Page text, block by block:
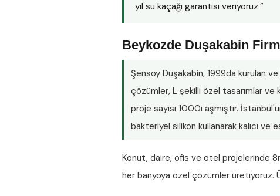
yıl su kaçağı garantisi veriyoruz.”
Beykozde Duşakabin
Şensoy Duşakabin, 1999da kurulan
çözümler, L şekilli özel tasarımlar ve
proje sayısı 1000i aşmıştır.
bakteriyel silikon kullanarak kalıcı ve
Konut, daire, ofis ve otel projelerinde
her banyoya özel çözümler üretiyoruz.